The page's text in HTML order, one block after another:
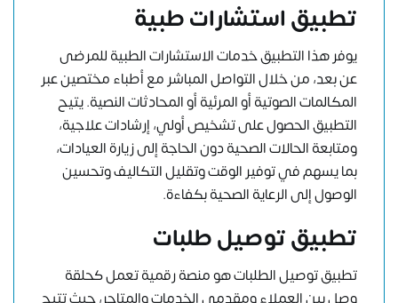
تطبيق استشارات طبية
يوفر هذا التطبيق خدمات الاستشارات الطبية للمرضى
عن بعد، من خلال التواصل المباشر مع أطباء مختصين عبر
المكالمات الصوتية أو المرئية أو المحادثات النصية. يتيح
التطبيق الحصول على تشخيص أولي، إرشادات علاجية،
ومتابعة الحالات الصحية دون الحاجة إلى زيارة العيادات،
بما يسهم في توفير الوقت وتقليل التكاليف وتحسين
الوصول إلى الرعاية الصحية بكفاءة.
تطبيق توصيل طلبات
تطبيق توصيل الطلبات هو منصة رقمية تعمل كحلقة